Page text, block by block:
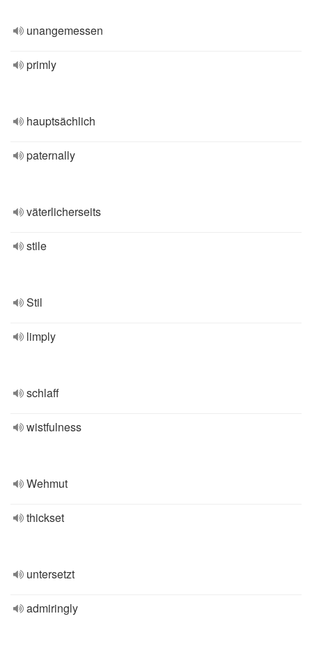
unangemessen
primly
hauptsächlich
paternally
väterlicherseits
stile
Stil
limply
schlaff
wistfulness
Wehmut
thickset
untersetzt
admiringly